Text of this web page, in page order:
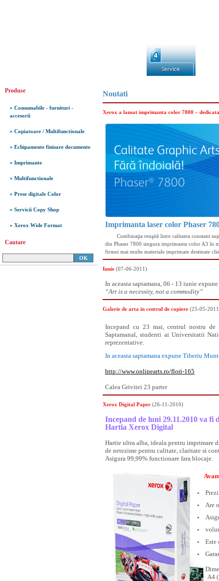
Produse
» Consumabile - furnituri -
accesorii
» Copiatoare / Multifunctionale
» Echipamente finisare documente
» Imprimante
» Multifunctionale
» Prese digitale Color
» Servicii Copy Shop
» Xerox Wide Format
Cautare
Noutati
Xerox a lansat imprimanta color 7800 –
Imprimanta laser color Phaser
Combinaţia reuşită între calitatea constant
din Phaser 7800 singura imprimanta color A3 în
firmei mai multe materiale imprimate destinate
Iunie (07-06-2011)
In aceasta saptamana, 06 - 13 iunie
“Art is a necessity, not a commodity”
Galerie de arta in centrul de copiere (25-05-
Incepand cu 23 mai, centrul nostru de
Saptamanal, studenti ai Universitatii
reprezentative.
In aceasta saptamana expune Tiberiu
http://www.onlinearts.ro/flori-165
Calea Grivitei 23 parter
Xerox Digital Paper (26-11-2010)
Incepand de luni 29.11.2010 va fi
Hartia Xerox Digital
Hartie ultra alba, ideala pentru imprimare
de netezime pentru calitate, claritate si
Asigura 99,99% functionare fara blocaje.
Are
Este
· A4